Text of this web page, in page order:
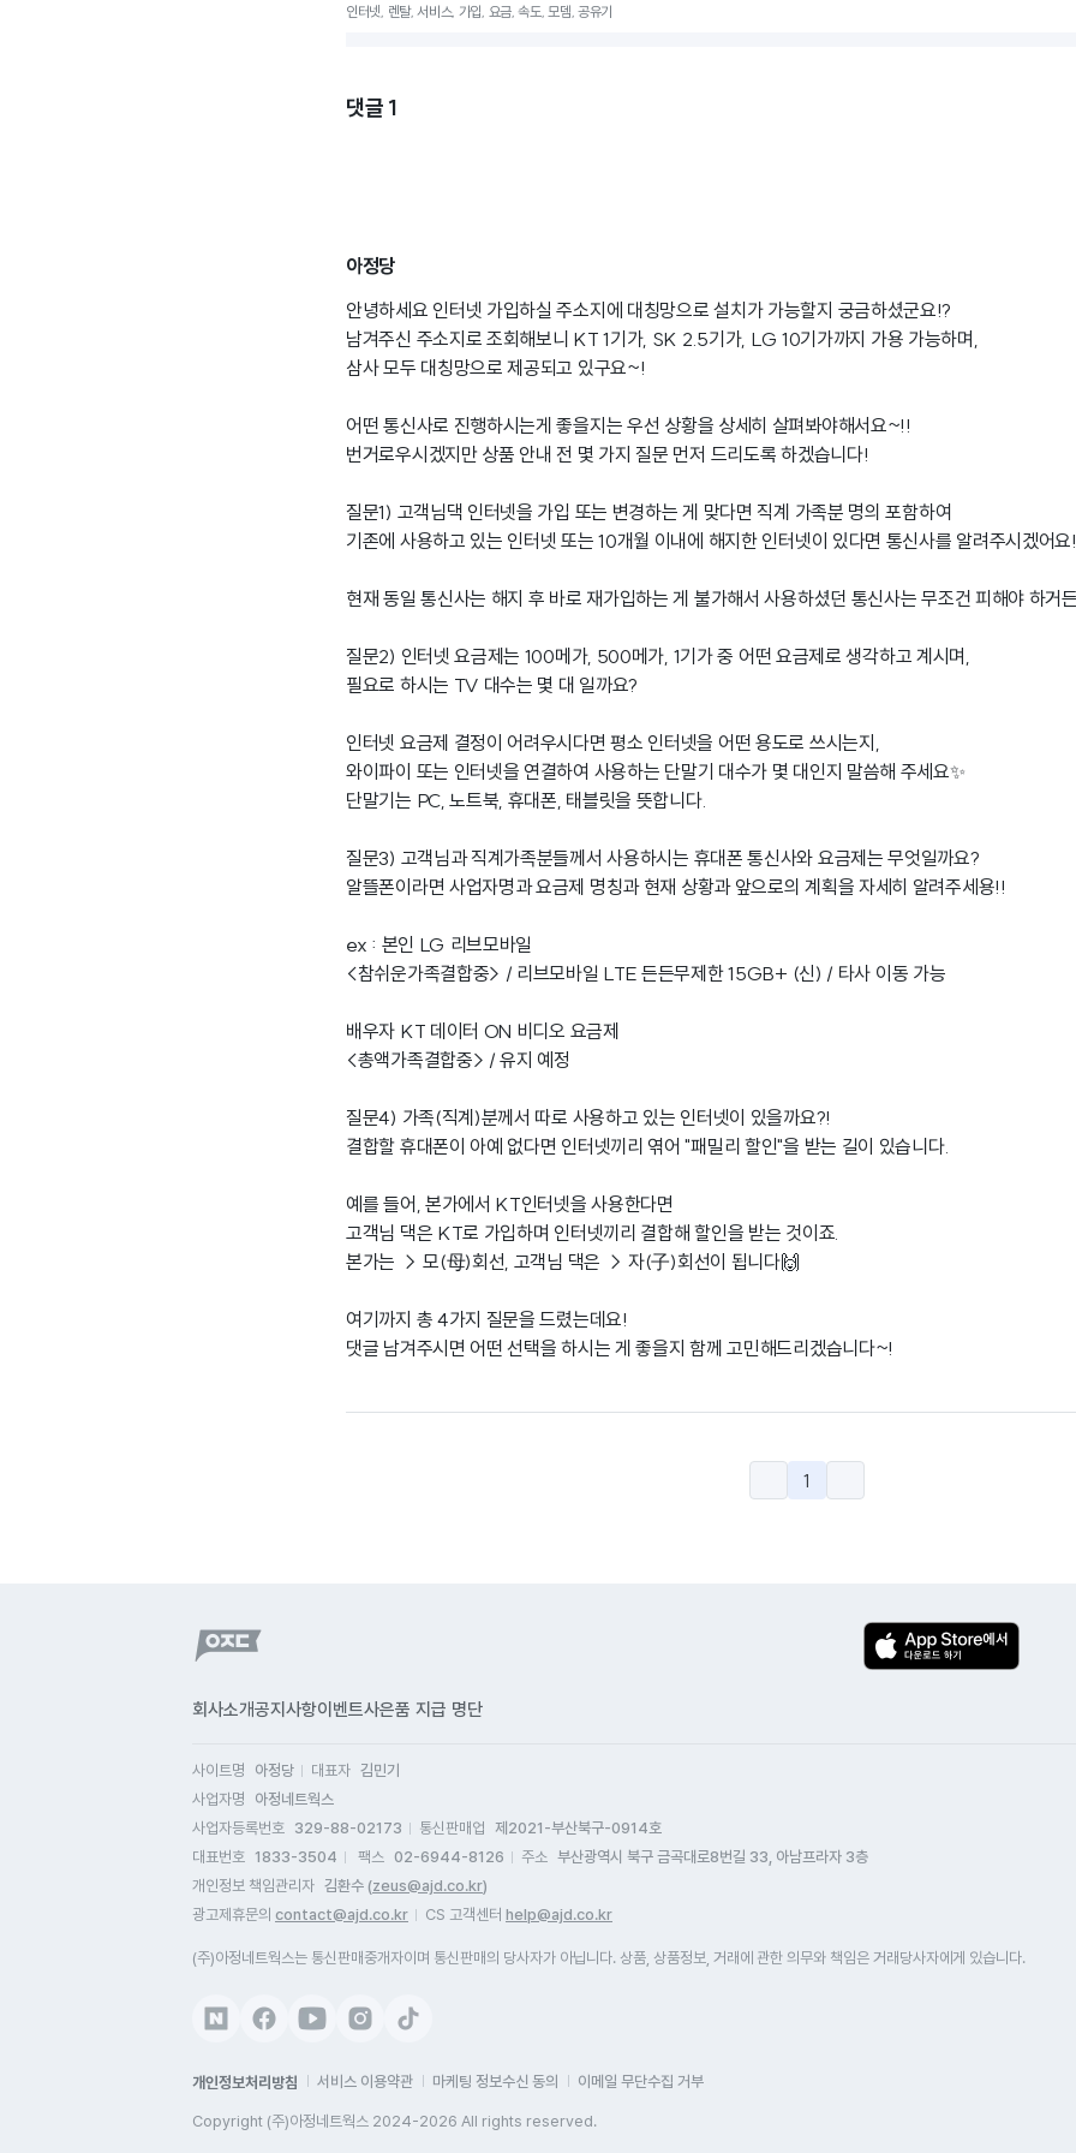
인터넷, 렌탈, 서비스, 가입, 요금, 속도, 모뎀, 공유기
댓글 1
아정당
안녕하세요 인터넷 가입하실 주소지에 대칭망으로 설치가 가능할지 궁금하셨군요!?
남겨주신 주소지로 조회해보니 KT 1기가, SK 2.5기가, LG 10기가까지 가용 가능하며,
삼사 모두 대칭망으로 제공되고 있구요~!
어떤 통신사로 진행하시는게 좋을지는 우선 상황을 상세히 살펴봐야해서요~!!
번거로우시겠지만 상품 안내 전 몇 가지 질문 먼저 드리도록 하겠습니다!
질문1) 고객님댁 인터넷을 가입 또는 변경하는 게 맞다면 직계 가족분 명의 포함하여
기존에 사용하고 있는 인터넷 또는 10개월 이내에 해지한 인터넷이 있다면 통신사를 알려주시겠어
현재 동일 통신사는 해지 후 바로 재가입하는 게 불가해서 사용하셨던 통신사는 무조건 피해야 하거
질문2) 인터넷 요금제는 100메가, 500메가, 1기가 중 어떤 요금제로 생각하고 계시며,
필요로 하시는 TV 대수는 몇 대 일까요?
인터넷 요금제 결정이 어려우시다면 평소 인터넷을 어떤 용도로 쓰시는지,
와이파이 또는 인터넷을 연결하여 사용하는 단말기 대수가 몇 대인지 말씀해 주세요✨
단말기는 PC, 노트북, 휴대폰, 태블릿을 뜻합니다.
질문3) 고객님과 직계가족분들께서 사용하시는 휴대폰 통신사와 요금제는 무엇일까요?
알뜰폰이라면 사업자명과 요금제 명칭과 현재 상황과 앞으로의 계획을 자세히 알려주세용!!
ex : 본인 LG 리브모바일
<참쉬운가족결합중> / 리브모바일 LTE 든든무제한 15GB+ (신) / 타사 이동 가능
배우자 KT 데이터 ON 비디오 요금제
<총액가족결합중> / 유지 예정
질문4) 가족(직계)분께서 따로 사용하고 있는 인터넷이 있을까요?!
결합할 휴대폰이 아예 없다면 인터넷끼리 엮어 "패밀리 할인"을 받는 길이 있습니다.
예를 들어, 본가에서 KT인터넷을 사용한다면
고객님 댁은 KT로 가입하며 인터넷끼리 결합해 할인을 받는 것이죠.
본가는 → 모(母)회선, 고객님 댁은 → 자(子)회선이 됩니다🙌
여기까지 총 4가지 질문을 드렸는데요!
댓글 남겨주시면 어떤 선택을 하시는 게 좋을지 함께 고민해드리겠습니다~!
1
회사소개공지사항이벤트사은품 지급 명단
사이트명 아정당 대표자 김민기
사업자명
아정네트웍스
사업자등록번호 329-88-02173 통신판매업
제2021-부산북구-0914호
대표번호 1833-3504 팩스 02-6944-8126 주소 부산광역시 북구 금곡대로8번길 33, 아남프라자 3층
개인정보 책임관리자 김환수 (zeus@ajd.co.kr)
광고제휴문의 contact@ajd.co.kr CS 고객센터 help@ajd.co.kr
(주)아정네트웍스는 통신판매중개자이며 통신판매의 당사자가 아닙니다. 상품, 상품정보, 거래에 관한 의무와 책임은 거래당사자에게 있습니다.
개인정보처리방침 서비스 이용약관 마케팅 정보수신 동의 이메일 무단수집 거부
Copyright (주)아정네트웍스 2024-2026 All rights reserved.